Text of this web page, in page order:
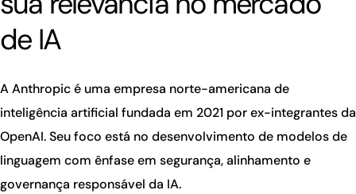
de IA
A Anthropic é uma empresa norte-americana de
inteligência artificial fundada em 2021 por ex-integrantes da
OpenAI. Seu foco está no desenvolvimento de modelos de
linguagem com ênfase em segurança, alinhamento e
governança responsável da IA.